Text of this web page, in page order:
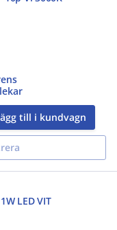
till i kundvagn
LED VIT